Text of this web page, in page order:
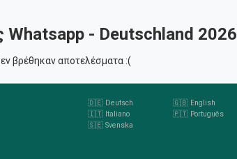
Whatsapp - Deutschland 2026
βρέθηκαν αποτελέσματα :(
🇩🇪 Deutsch 🇬🇧 English
🇮🇹 Italiano
🇵🇹 Português
🇸🇪 Svenska